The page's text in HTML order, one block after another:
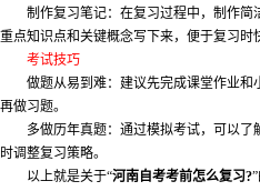
制作复习笔记：在复习过程中，制作简
重点知识点和关键概念写下来，便于复习时
考试技巧
做题从易到难：建议先完成课堂作业和
再做习题。
多做历年真题：通过模拟考试，可以了
时调整复习策略。
以上就是关于“河南自考考前怎么复习?